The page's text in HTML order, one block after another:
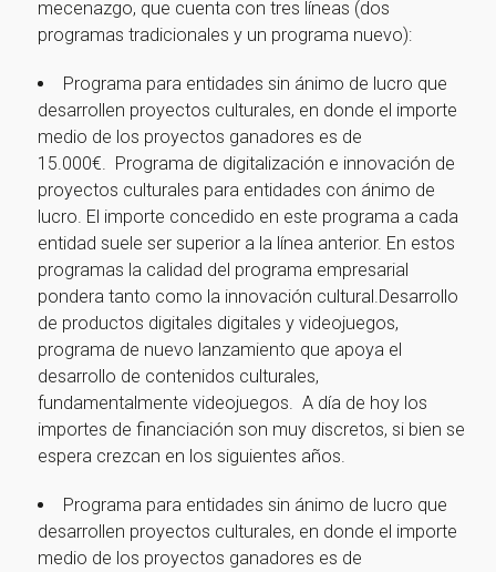
mecenazgo, que cuenta con tres líneas (dos
programas tradicionales y un programa nuevo):
Programa para entidades sin ánimo de lucro que
desarrollen proyectos culturales, en donde el importe
medio de los proyectos ganadores es de
15.000€. Programa de digitalización e innovación de
proyectos culturales para entidades con ánimo de
lucro. El importe concedido en este programa a cada
entidad suele ser superior a la línea anterior. En estos
programas la calidad del programa empresarial
pondera tanto como la innovación cultural.Desarrollo
de productos digitales digitales y videojuegos,
programa de nuevo lanzamiento que apoya el
desarrollo de contenidos culturales,
fundamentalmente videojuegos. A día de hoy los
importes de financiación son muy discretos, si bien se
espera crezcan en los siguientes años.
Programa para entidades sin ánimo de lucro que
desarrollen proyectos culturales, en donde el importe
medio de los proyectos ganadores es de